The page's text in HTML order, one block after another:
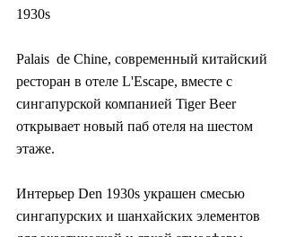
1930s
Palais  de Chine, современный китайский
ресторан в отеле L'Escape, вместе с
сингапурской компанией Tiger Beer
открывает новый паб отеля на шестом
этаже.
Интерьер Den 1930s украшен смесью
сингапурских и шанхайских элементов